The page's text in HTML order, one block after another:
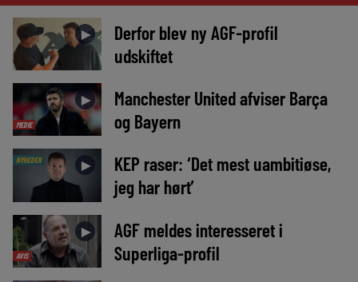
►
Derfor blev ny AGF-profil
udskiftet
MEDIE
►
Manchester United afviser Barça
og Bayern
NYHEDER ►
KEP raser: ‘Det mest uambitiøse,
jeg har hørt’
AVIS
►
AGF meldes interesseret i
Superliga-profil